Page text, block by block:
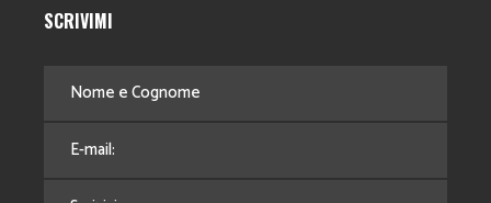
SCRIVIMI